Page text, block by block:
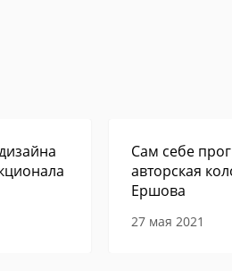
Сам себе
авторская
Ершова
27 мая 2021